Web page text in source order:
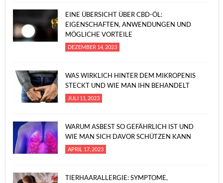
EINE ÜBERSICHT ÜBER CBD-ÖL:
EIGENSCHAFTEN, ANWENDUNGEN UND
MÖGLICHE VORTEILE
DEZEMBER 14, 2023
WAS WIRKLICH HINTER DEM MIKROPENIS
STECKT UND WIE MAN IHN BEHANDELT
JULI 11, 2023
WARUM ASBEST SO GEFÄHRLICH IST UND
WIE MAN SICH DAVOR SCHÜTZEN KANN
APRIL 17, 2023
TIERHAARALLERGIE: SYMPTOME,